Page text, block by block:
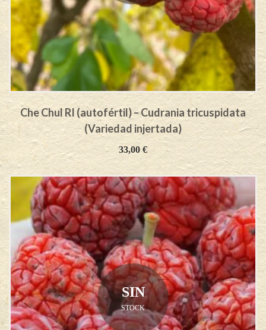
Che Chul RI (autofértil) – Cudrania tricuspidata
(Variedad injertada)
33,00€
SIN
STOCK